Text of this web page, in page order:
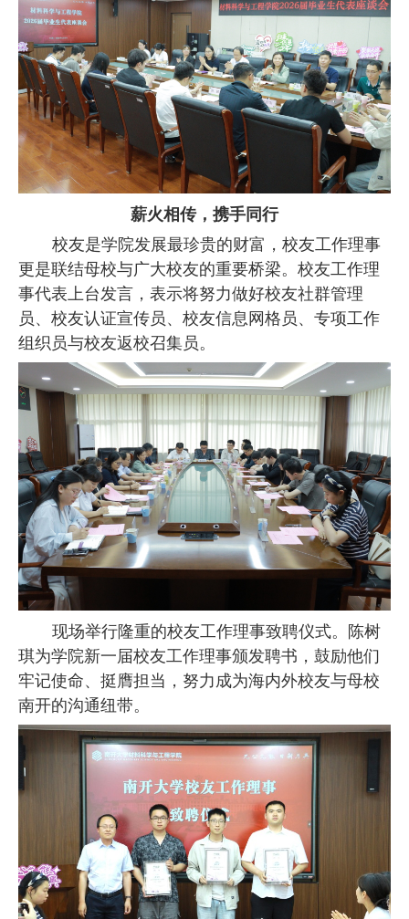
薪火相传，携手同行
校友是学院发展最珍贵的财富，校友工作理事
更是联结母校与广大校友的重要桥梁。校友工作理
事代表上台发言，表示将努力做好校友社群管理
员、校友认证宣传员、校友信息网格员、专项工作
组织员与校友返校召集员。
现场举行隆重的校友工作理事致聘仪式。陈树
琪为学院新一届校友工作理事颁发聘书，鼓励他们
牢记使命、挺膺担当，努力成为海内外校友与母校
南开的沟通纽带。